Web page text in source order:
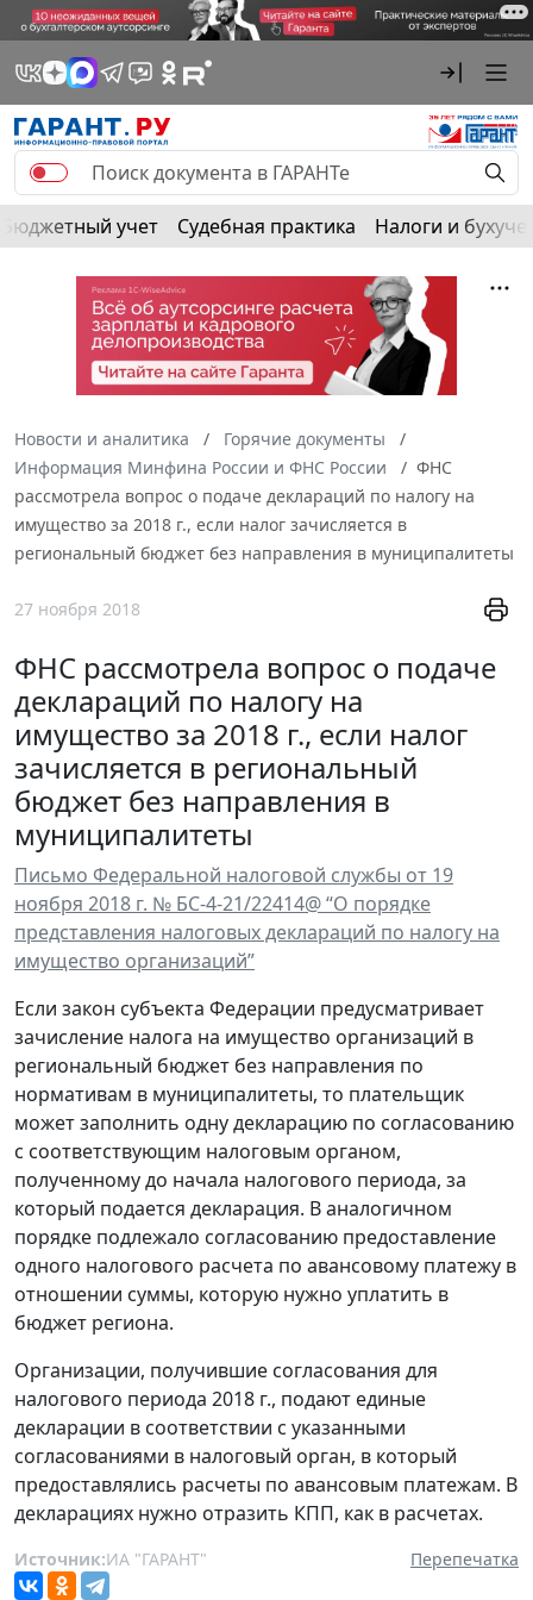
Бюджетный учет Судебная практика Налоги и
Новости и аналитика
Горячие документы
Информация Минфина России и ФНС России
ФНС
рассмотрела вопрос о подаче деклараций по налогу на
имущество за 2018 г., если налог зачисляется в
региональный бюджет без направления в муниципалитеты
27 ноября 2018
ФНС рассмотрела вопрос о подаче
деклараций по налогу на
имущество за 2018 г., если налог
зачисляется в региональный
бюджет без направления в
муниципалитеты
Письмо Федеральной налоговой службы от 19
ноября 2018 г. № БС-4-21/22414@ “О порядке
представления налоговых деклараций по налогу на
имущество организаций”
Если закон субъекта Федерации предусматривает
зачисление налога на имущество организаций в
региональный бюджет без направления по
нормативам в муниципалитеты, то плательщик
может заполнить одну декларацию по согласованию
с соответствующим налоговым органом,
полученному до начала налогового периода, за
который подается декларация. В аналогичном
порядке подлежало согласованию предоставление
одного налогового расчета по авансовому платежу в
отношении суммы, которую нужно уплатить в
бюджет региона.
Организации, получившие согласования для
налогового периода 2018 г., подают единые
декларации в соответствии с указанными
согласованиями в налоговый орган, в который
предоставлялись расчеты по авансовым платежам. В
декларациях нужно отразить КПП, как в расчетах.
Источник:ИА "ГАРАНТ" Перепечатка